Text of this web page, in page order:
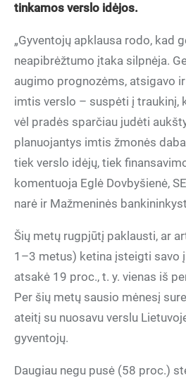
tinkamos verslo idėjos.
„Gyventojų apklausa rodo, kad
neapibrėžtumo įtaka silpnėja.
augimo prognozėms, atsigavo
imtis verslo – suspėti į traukinį,
vėl pradės sparčiau judėti
planuojantys imtis žmonės
tiek verslo idėjų, tiek
komentuoja Eglė Dovbyšienė,
narė ir Mažmeninės
Šių metų rugpjūtį paklausti, ar
1–3 metus) ketina įsteigti savo
atsakė 19 proc., t. y. vienas iš
Per šių metų sausio mėnesį
ateitį su nuosavu verslu
gyventojų.
Daugiau negu pusė (58 proc.)